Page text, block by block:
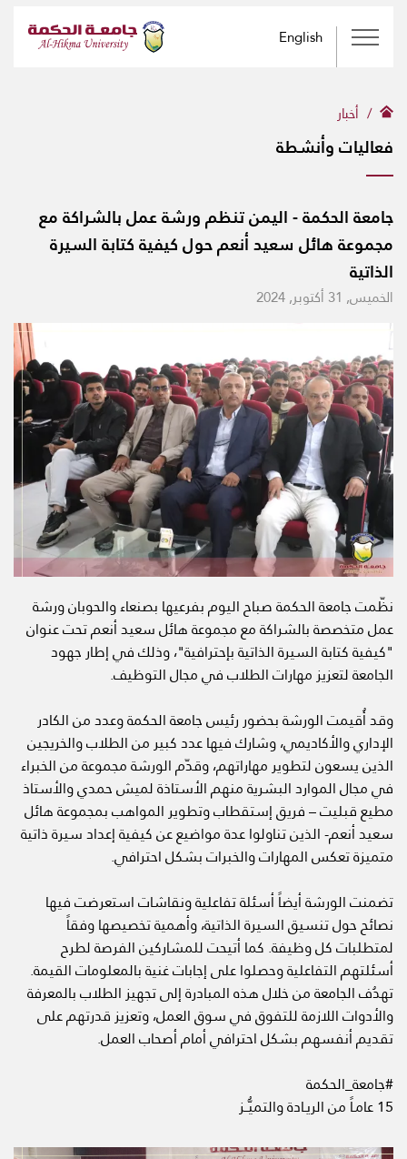
English
أخبار
فعاليات وأنشطة
جامعة الحكمة - اليمن تنظم ورشة عمل بالشراكة مع
مجموعة هائل سعيد أنعم حول كيفية كتابة السيرة
الذاتية
الخميس, 31 أكتوبر, 2024
نظّمت جامعة الحكمة صباح اليوم بفرعيها بصنعاء والحوبان ورشة
عمل متخصصة بالشراكة مع مجموعة هائل سعيد أنعم تحت عنوان
"كيفية كتابة السيرة الذاتية بإحترافية"، وذلك في إطار جهود
الجامعة لتعزيز مهارات الطلاب في مجال التوظيف.
وقد أُقيمت الورشة بحضور رئيس جامعة الحكمة وعدد من الكادر
الإداري والأكاديمي، وشارك فيها عدد كبير من الطلاب والخريجين
الذين يسعون لتطوير مهاراتهم، وقدّم الورشة مجموعة من الخبراء
في مجال الموارد البشرية منهم الأستاذة لميش حمدي والأستاذ
مطيع قبليت – فريق إستقطاب وتطوير المواهب بمجموعة هائل
سعيد أنعم- الذين تناولوا عدة مواضيع عن كيفية إعداد سيرة ذاتية
متميزة تعكس المهارات والخبرات بشكل احترافي.
تضمنت الورشة أيضاً أسئلة تفاعلية ونقاشات استعرضت فيها
نصائح حول تنسيق السيرة الذاتية، وأهمية تخصيصها وفقاً
لمتطلبات كل وظيفة. كما أتيحت للمشاركين الفرصة لطرح
أسئلتهم التفاعلية وحصلوا على إجابات غنية بالمعلومات القيمة.
تهدُف الجامعة من خلال هذه المبادرة إلى تجهيز الطلاب بالمعرفة
والأدوات اللازمة للتفوق في سوق العمل، وتعزيز قدرتهم على
تقديم أنفسهم بشكل احترافي أمام أصحاب العمل.
#جامعة_الحكمة
15 عامـاً من الريـادة والتميُّــز